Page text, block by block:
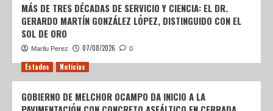
MÁS DE TRES DÉCADAS DE SERVICIO Y CIENCIA: EL DR.
GERARDO MARTÍN GONZÁLEZ LÓPEZ, DISTINGUIDO CON EL
SOL DE ORO
Marilu Perez 07/08/2026 0
Estados Noticias
GOBIERNO DE MELCHOR OCAMPO DA INICIO A LA